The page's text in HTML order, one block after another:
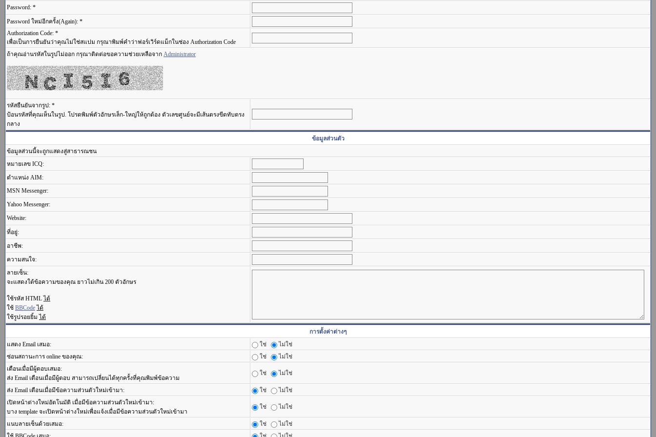
Password: *
Password ใหม่อีกครั้ง(Again): *
Authorization Code: *
เพื่อเป็นการยืนยันว่าคุณไม่ใช่สแปม กรุณาพิมพ์คำว่าฟอร์เวิร์ดแม็กในช่อง Authorization Code
ถ้าคุณอ่านรหัสในรูปไม่ออก กรุณาติดต่อขอความช่วยเหลือจาก Administrator
รหัสยืนยันจากรูป: *
ป้อนรหัสที่คุณเห็นในรูป. โปรดพิมพ์ตัวอักษรเล็ก-ใหญ่ให้ถูกต้อง ตัวเลขศูนย์จะมีเส้นตรงขีดทับตรง
กลาง
ข้อมูลส่วนตัว
ข้อมูลส่วนนี้จะถูกแสดงสู่สาธารณชน
หมายเลข ICQ:
ตำแหน่ง AIM:
MSN Messenger:
Yahoo Messenger:
Website:
ที่อยู่:
อาชีพ:
ความสนใจ:
ลายเซ็น:
จะแสดงใต้ข้อความของคุณ ยาวไม่เกิน 200 ตัวอักษร
ใช้รหัส HTML ได้
ใช้ BBCode ได้
ใช้รูปรอยยิ้ม ได้
การตั้งค่าต่างๆ
แสดง Email เสมอ:
ใช่
ไม่ใช่
ซ่อนสถานะการ online ของคุณ:
ใช่
ไม่ใช่
เตือนเมื่อมีผู้ตอบเสมอ:
ส่ง Email เตือนเมื่อมีผู้ตอบ สามารถเปลี่ยนได้ทุกครั้งที่คุณพิมพ์ข้อความ
ใช่ ไม่ใช่
ส่ง Email เตือนเมื่อมีข้อความส่วนตัวใหม่เข้ามา: ใช่
ไม่ใช่
เปิดหน้าต่างใหม่อัตโนมัติ เมื่อมีข้อความส่วนตัวใหม่เข้ามา:
บาง template จะเปิดหน้าต่างใหม่เพื่อแจ้งเมื่อมีข้อความส่วนตัวใหม่เข้ามา
ใช่ ไม่ใช่
แนบลายเซ็นด้วยเสมอ: ใช่
ไม่ใช่